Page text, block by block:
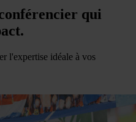
qui
l'expertise idéale à vos